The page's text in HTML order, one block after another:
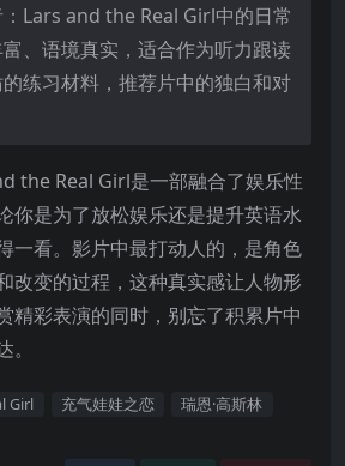
Lars and the Real Girl中的日常
、语境真实，适合作为听力跟读
练习材料，推荐片中的独白和对
the Real Girl是一部融合了娱乐性
你是为了放松娱乐还是提升英语水
一看。影片中最打动人的，是角色
改变的过程，这种真实感让人物形
精彩表演的同时，别忘了积累片中
Girl 充气娃娃之恋
瑞恩·高斯林